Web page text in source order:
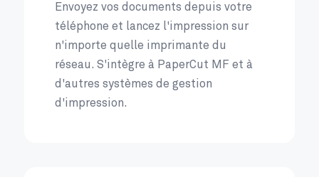
Envoyez vos documents depuis votre
téléphone et lancez l'impression sur
n'importe quelle imprimante du
réseau. S'intègre à PaperCut MF et à
d'autres systèmes de gestion
d'impression.